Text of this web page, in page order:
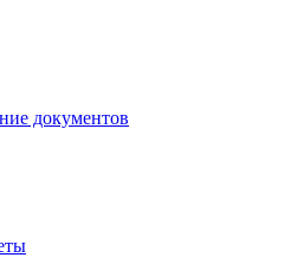
документов